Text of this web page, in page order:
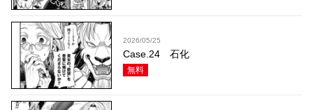
2026/05/25
Case.24 石化
無料